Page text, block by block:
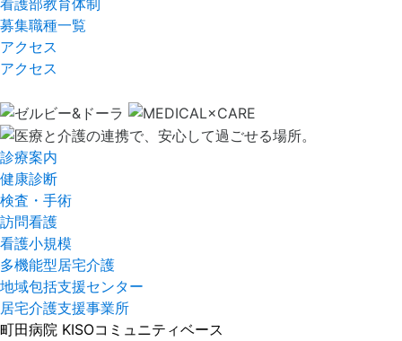
看護部教育体制
募集職種一覧
アクセス
アクセス
診療案内
健康診断
検査・手術
訪問看護
看護小規模
多機能型居宅介護
地域包括支援センター
居宅介護支援事業所
町田病院 KISOコミュニティベース